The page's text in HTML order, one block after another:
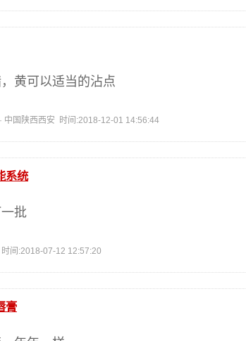
黄可以适当的沾点
中国陕西西安 时间:2018-12-01 14:56:44
系统
批
间:2018-07-12 12:57:20
膏